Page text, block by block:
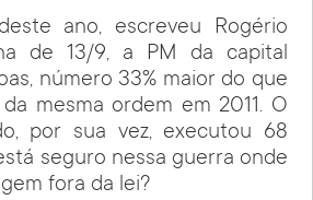
ano, escreveu Rogério
de 13/9, a PM da capital
número 33% maior do que
mesma ordem em 2011. O
por sua vez, executou 68
seguro nessa guerra onde
fora da lei?